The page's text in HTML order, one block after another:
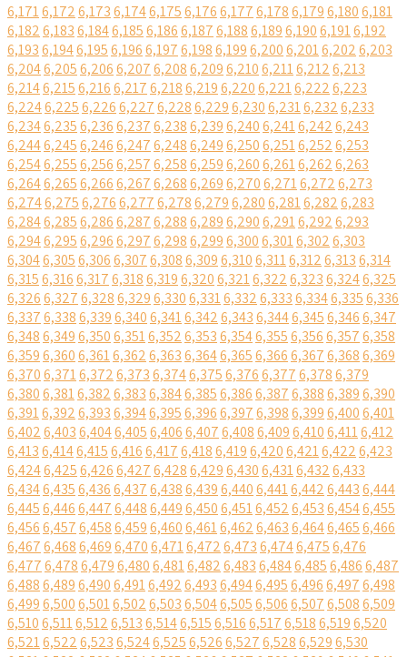
6,1716,1726,1736,1746,1756,1766,1776,1786,1796,1806,181
6,1826,1836,1846,1856,1866,1876,1886,1896,1906,1916,192
6,1936,1946,1956,1966,1976,1986,1996,2006,2016,2026,203
6,2046,2056,2066,2076,2086,2096,2106,2116,2126,213
6,2146,2156,2166,2176,2186,2196,2206,2216,2226,223
6,2246,2256,2266,2276,2286,2296,2306,2316,2326,233
6,2346,2356,2366,2376,2386,2396,2406,2416,2426,243
6,2446,2456,2466,2476,2486,2496,2506,2516,2526,253
6,2546,2556,2566,2576,2586,2596,2606,2616,2626,263
6,2646,2656,2666,2676,2686,2696,2706,2716,2726,273
6,2746,2756,2766,2776,2786,2796,2806,2816,2826,283
6,2846,2856,2866,2876,2886,2896,2906,2916,2926,293
6,2946,2956,2966,2976,2986,2996,3006,3016,3026,303
6,3046,3056,3066,3076,3086,3096,3106,3116,3126,3136,314
6,3156,3166,3176,3186,3196,3206,3216,3226,3236,3246,325
6,3266,3276,3286,3296,3306,3316,3326,3336,3346,3356,336
6,3376,3386,3396,3406,3416,3426,3436,3446,3456,3466,347
6,3486,3496,3506,3516,3526,3536,3546,3556,3566,3576,358
6,3596,3606,3616,3626,3636,3646,3656,3666,3676,3686,369
6,3706,3716,3726,3736,3746,3756,3766,3776,3786,379
6,3806,3816,3826,3836,3846,3856,3866,3876,3886,3896,390
6,3916,3926,3936,3946,3956,3966,3976,3986,3996,4006,401
6,4026,4036,4046,4056,4066,4076,4086,4096,4106,4116,412
6,4136,4146,4156,4166,4176,4186,4196,4206,4216,4226,423
6,4246,4256,4266,4276,4286,4296,4306,4316,4326,433
6,4346,4356,4366,4376,4386,4396,4406,4416,4426,4436,444
6,4456,4466,4476,4486,4496,4506,4516,4526,4536,4546,455
6,4566,4576,4586,4596,4606,4616,4626,4636,4646,4656,466
6,4676,4686,4696,4706,4716,4726,4736,4746,4756,476
6,4776,4786,4796,4806,4816,4826,4836,4846,4856,4866,487
6,4886,4896,4906,4916,4926,4936,4946,4956,4966,4976,498
6,4996,5006,5016,5026,5036,5046,5056,5066,5076,5086,509
6,5106,5116,5126,5136,5146,5156,5166,5176,5186,5196,520
6,5216,5226,5236,5246,5256,5266,5276,5286,5296,530